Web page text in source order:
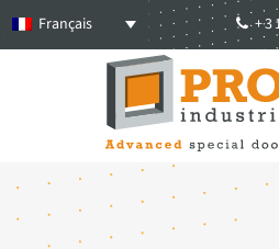
Français